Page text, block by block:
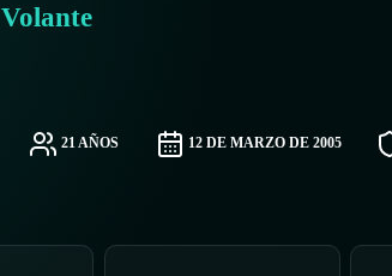
Volante
21 AÑOS 12 DE MARZO DE 2005